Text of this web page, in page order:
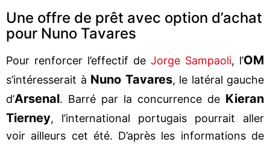
Une offre de prêt avec option d’achat
pour Nuno Tavares
Pour renforcer l’effectif de Jorge Sampaoli, l’OM
s’intéresserait à Nuno Tavares, le latéral gauche
d’Arsenal. Barré par la concurrence de Kieran
Tierney, l’international portugais pourrait aller
voir ailleurs cet été. D’après les informations de